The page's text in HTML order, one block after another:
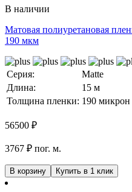
В наличии
Матовая полиуретановая
190 мкм
Серия:
Matte
Длина:
15 м
Толщина пленки: 190 микрон
56500 ₽
3767 ₽ пог. м.
В корзину Купить в 1 клик